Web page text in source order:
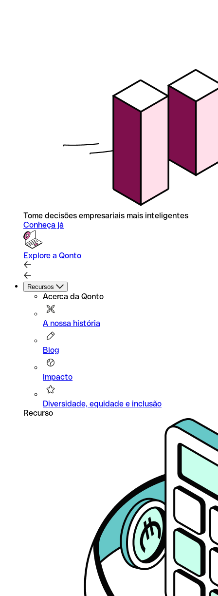
Tome decisões empresariais mais inteligentes
Conheça já
Explore a Qonto
Recursos
Acerca da Qonto
A nossa história
Blog
Impacto
Diversidade, equidade e inclusão
Recurso